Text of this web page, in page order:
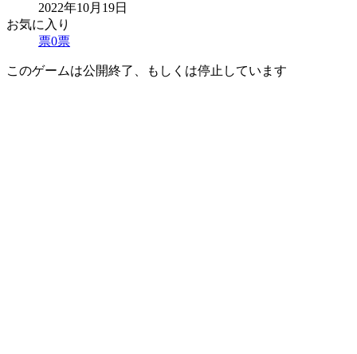
2022年10月19日
お気に入り
票0票
このゲームは公開終了、もしくは停止しています